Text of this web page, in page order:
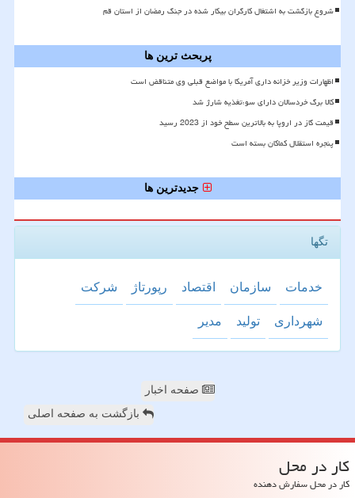
شروع بازگشت به اشتغال کارگران بیکار شده در جنگ رمضان از استان قم
پربحث ترین ها
اظهارات وزیر خزانه داری آمریکا با مواضع قبلی وی متناقض است
کالا برگ خردسالان دارای سوءتغذیه شارژ شد
قیمت گاز در اروپا به بالاترین سطح خود از 2023 رسید
پنجره استقلال کماکان بسته است
جدیدترین ها
تگها
خدمات سازمان اقتصاد رپورتاژ شركت
شهرداری تولید مدیر
صفحه اخبار
بازگشت به صفحه اصلی
كار در محل
کار در محل سفارش دهنده